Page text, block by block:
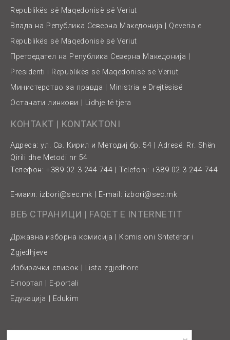
Republikës së Maqedonisë së Veriut
Влада на Република Северна Македонија | Qeveria e
Republikës së Maqedonisë së Veriut
Претседател на Република Северна Македонија |
Presidenti i Republikës së Maqedonisë së Veriut
Министерство за правда | Ministria e Drejtësisë
Останати линкови | Lidhje të tjera
КОНТАКТ | KONTAKTONI
Адреса: ул. Св. Кирил и Методиј бр. 54 | Adresë: Rr. Shën
Qirili dhe Metodi nr 54
Телефон: +389 02 3 244 744 | Telefoni: +389 02 3 244 744
Е-маил: izbori@sec.mk | E-mail: izbori@sec.mk
ВЕБ СТРАНИЦИ | FAQET E INTERNETIT
Државна изборна комисија | Komisioni Shtetëror i
Zgjedhjeve
Избирачки список | Lista zgjedhore
Е-портал | E-portali
Едукација | Edukim